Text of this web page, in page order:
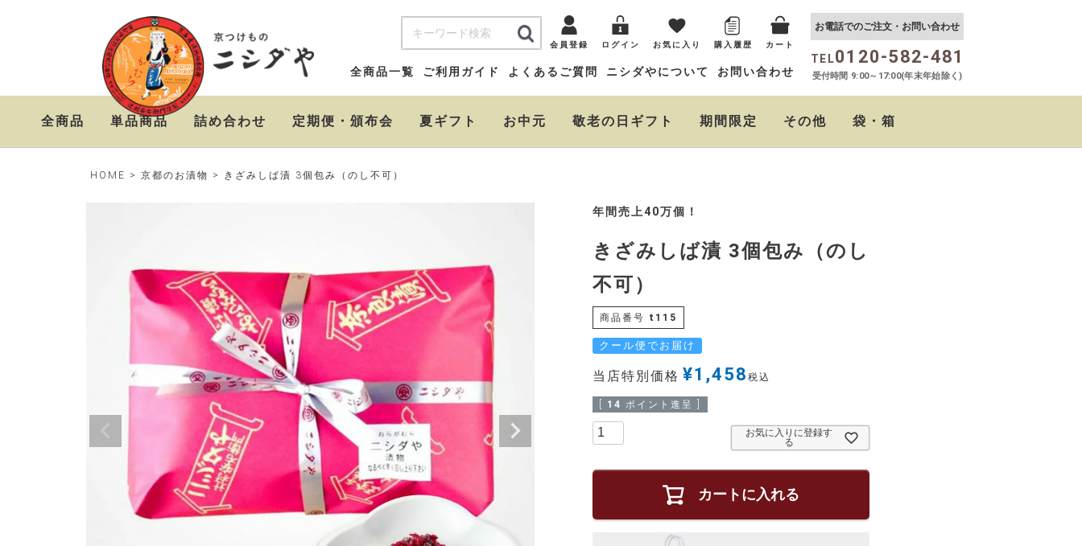
会員登録 ログイン お気に入り 購入履歴 カート
全商品一覧 ご利用ガイド よくあるご質問 ニシダやについて お問い合わせ
お電話でのご注文・お問い合わせ
TEL0120-582-481
受付時間 9:00～17:00(年末年始除く)
全商品 単品商品 詰め合わせ
ニシダやの定番お漬物
セット
おらがむら漬セット
お漬物＆高級茶漬けセ
ット
定期便・頒布会 夏ギフト お中元 敬老の日ギフト 期間限定 その他 袋・箱
HOME 京都のお漬物 きざみしば漬 3個包み（のし不可）
年間売上40万個！
きざみしば漬 3個包み（のし
不可）
商品番号 t115
クール便でお届け
当店特別価格 ¥1,458 税込
14 ポイント進呈 ]
お気に入りに登録す
る
カートに入れる